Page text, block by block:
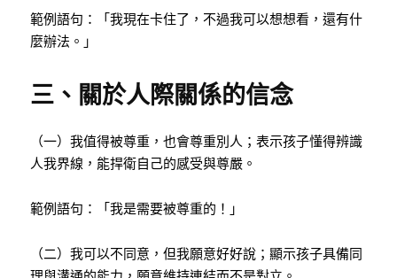
範例語句：「我現在卡住了，不過我可以想想看，還有什
麼辦法。」
三、關於人際關係的信念
（一）我值得被尊重，也會尊重別人；表示孩子懂得辨識
人我界線，能捍衛自己的感受與尊嚴。
範例語句：「我是需要被尊重的！」
（二）我可以不同意，但我願意好好說；顯示孩子具備同